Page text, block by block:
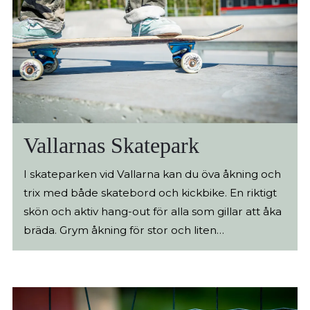
Det finns inga regler i parkour. Utövaren ska på
sitt eget sätt ta sig över, under eller runt på något
sätt. Följande regler gäller på området: Visa
respekt för varandra All utövning sker under eget
ansvar Yngre barn vistas på området i målsmans
närvaro
Vallarnas Skatepark
I skateparken vid Vallarna kan du öva åkning och
trix med både skatebord och kickbike. En riktigt
skön och aktiv hang-out för alla som gillar att åka
bräda. Grym åkning för stor och liten
Skateparken består av över 1000 kvadratmeter
möjlighet till en mängd åkmoment. Parken är
alltid öppen och avgiftsfri. Den är upplyst på